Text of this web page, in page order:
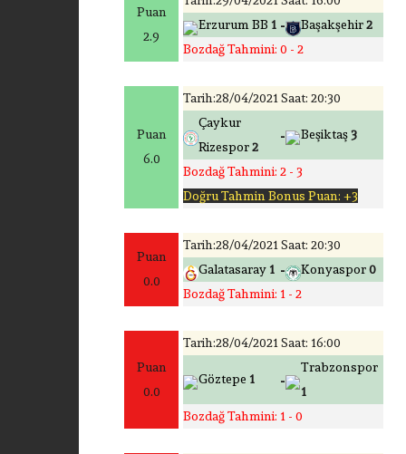
Puan
2.9
Erzurum BB 1 - Başakşehir2
Bozdağ Tahmini: 0 - 2
Puan
6.0
Tarih:28/04/2021 Saat: 20:30
Çaykur
Rizespor2
- Beşiktaş3
Bozdağ Tahmini: 2 - 3
Doğru Tahmin Bonus Puan: +3
Puan
0.0
Tarih:28/04/2021 Saat: 20:30
Galatasaray1 - Konyaspor0
Bozdağ Tahmini: 1 - 2
Puan
0.0
Tarih:28/04/2021 Saat: 16:00
Göztepe 1 -
Trabzonspor
1
Bozdağ Tahmini: 1 - 0